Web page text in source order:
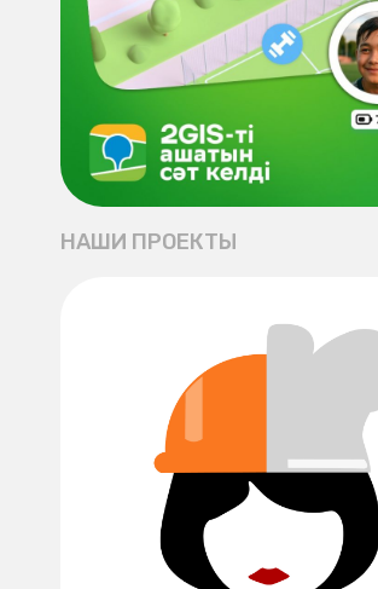
НАШИ ПРОЕКТЫ